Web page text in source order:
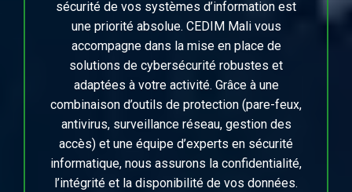
sécurité de vos systèmes d’information est
une priorité absolue. CEDIM Mali vous
accompagne dans la mise en place de
solutions de cybersécurité robustes et
adaptées à votre activité. Grâce à une
combinaison d’outils de protection (pare-feux,
antivirus, surveillance réseau, gestion des
accès) et une équipe d’experts en sécurité
informatique, nous assurons la confidentialité,
l’intégrité et la disponibilité de vos données.